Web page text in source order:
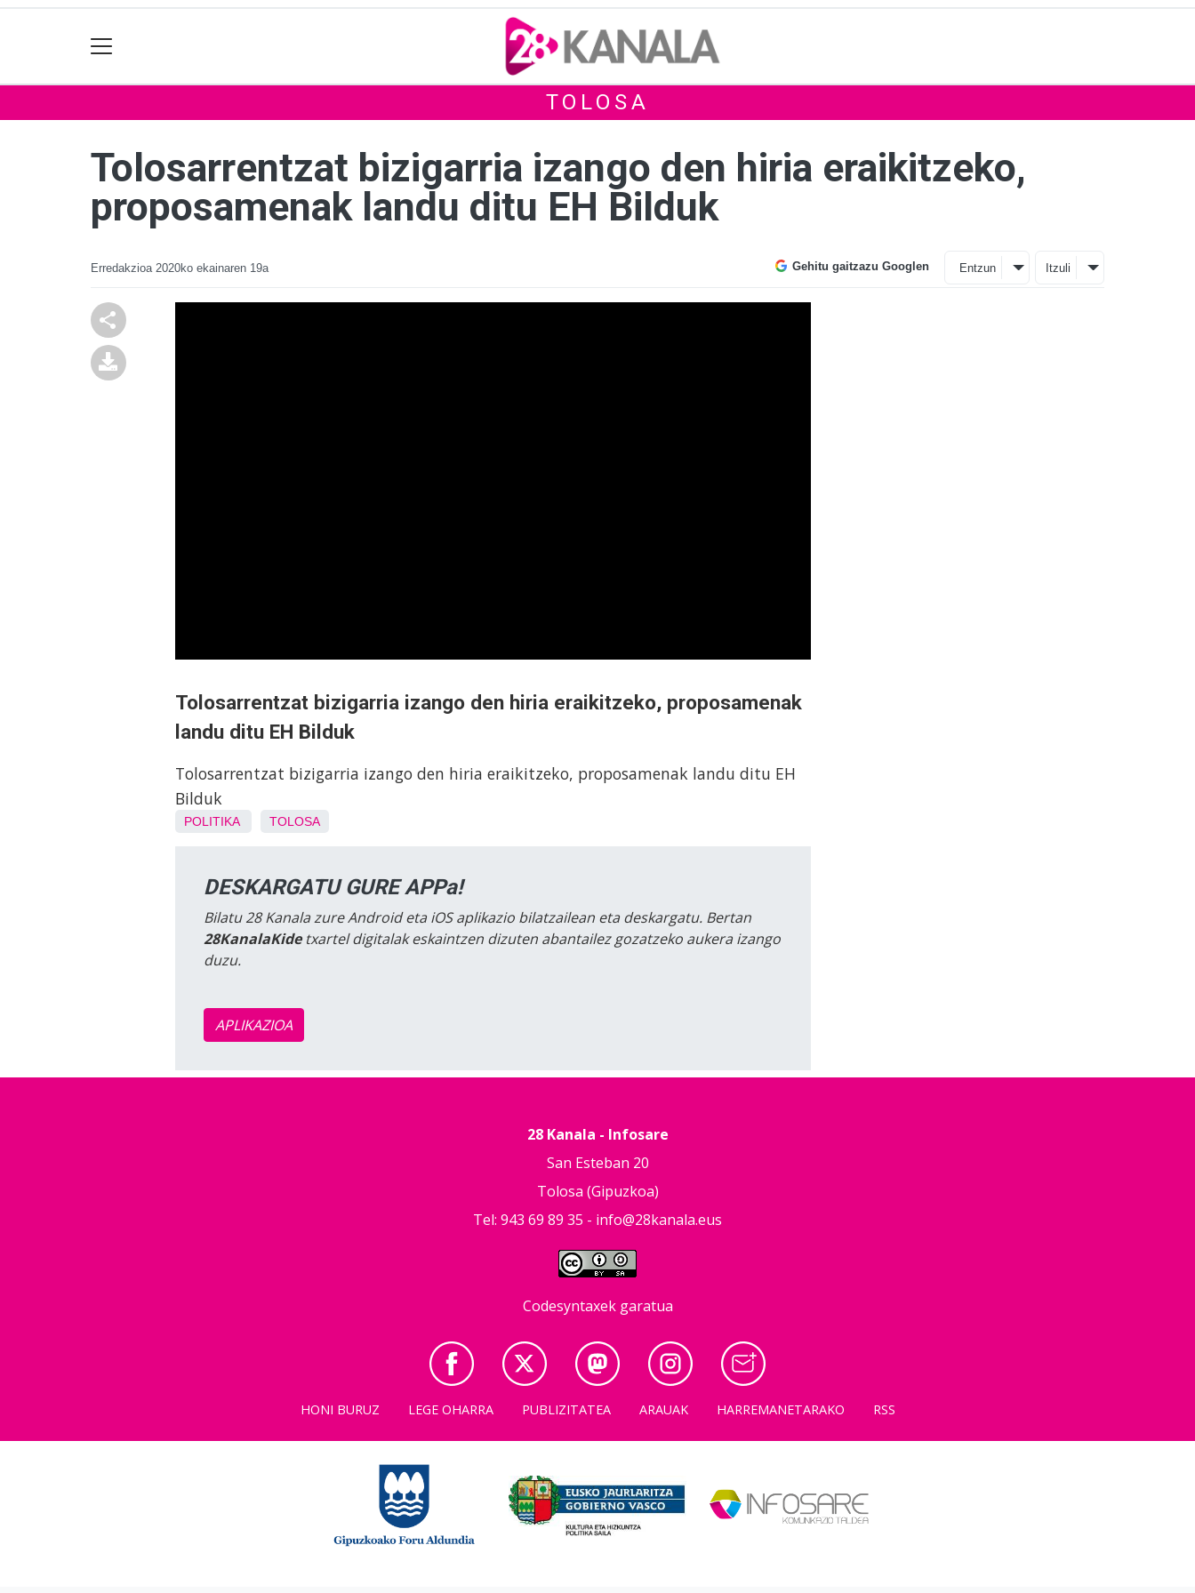
TOLOSA
Tolosarrentzat bizigarria izango den hiria eraikitzeko,
proposamenak landu ditu EH Bilduk
Erredakzioa 2020ko ekainaren 19a Gehitu gaitzazu Googlen Entzun Itzuli
Tolosarrentzat bizigarria izango den hiria eraikitzeko, proposamenak
landu ditu EH Bilduk
Tolosarrentzat bizigarria izango den hiria eraikitzeko, proposamenak landu ditu EH
Bilduk
POLITIKA TOLOSA
DESKARGATU GURE APPa!
Bilatu 28 Kanala zure Android eta iOS aplikazio bilatzailean eta deskargatu. Bertan
28KanalaKidetxartel digitalak eskaintzen dizuten abantailez gozatzeko aukera izango
duzu.
APLIKAZIOA
28 Kanala - Infosare
San Esteban 20
Tolosa (Gipuzkoa)
Tel: 943 69 89 35 - info@28kanala.eus
Codesyntaxek garatua
HONI BURUZ LEGE OHARRA PUBLIZITATEA ARAUAK HARREMANETARAKO RSS